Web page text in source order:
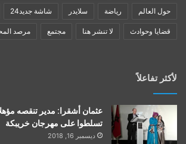
حول العالم رياضة سلايدر شاشة جديد24
قضايا وحوادث لا تنشر هنا مجتمع مرصد
لأكثر تفاعلاً
عثمان أشقرا: مدير تنقصه
تسلطوا على مهرجان خريبكة
ديسمبر 16, 2018